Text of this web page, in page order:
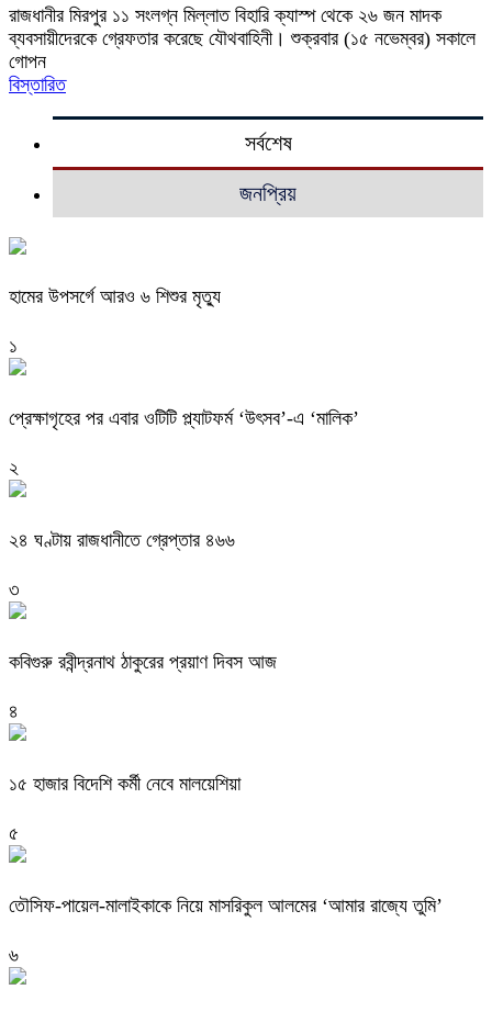
রাজধানীর মিরপুর ১১ সংলগ্ন মিল্লাত বিহারি ক্যাস্প থেকে ২৬ জন মাদক
ব্যবসায়ীদেরকে গ্রেফতার করেছে যৌথবাহিনী। শুক্রবার (১৫ নভেম্বর) সকালে
গোপন
বিস্তারিত
সর্বশেষ
জনপ্রিয়
হামের উপসর্গে আরও ৬ শিশুর মৃত্যু
১
প্রেক্ষাগৃহের পর এবার ওটিটি প্ল্যাটফর্ম ‘উৎসব’-এ ‘মালিক’
২
২৪ ঘণ্টায় রাজধানীতে গ্রেপ্তার ৪৬৬
৩
কবিগুরু রবীন্দ্রনাথ ঠাকুরের প্রয়াণ দিবস আজ
৪
১৫ হাজার বিদেশি কর্মী নেবে মালয়েশিয়া
৫
তৌসিফ-পায়েল-মালাইকাকে নিয়ে মাসরিকুল আলমের ‘আমার রাজ্যে তুমি’
৬